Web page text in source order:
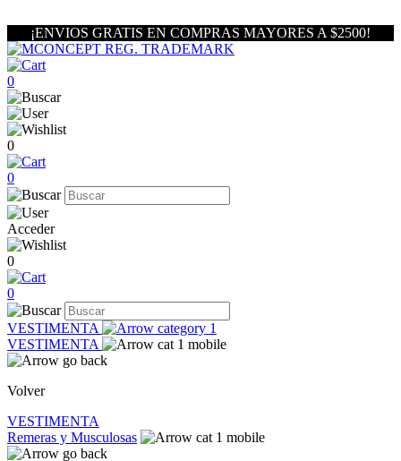
¡ENVIOS GRATIS EN COMPRAS MAYORES A $2500!
0
0
0
Acceder
0
0
VESTIMENTA
VESTIMENTA
Volver
VESTIMENTA
Remeras y Musculosas